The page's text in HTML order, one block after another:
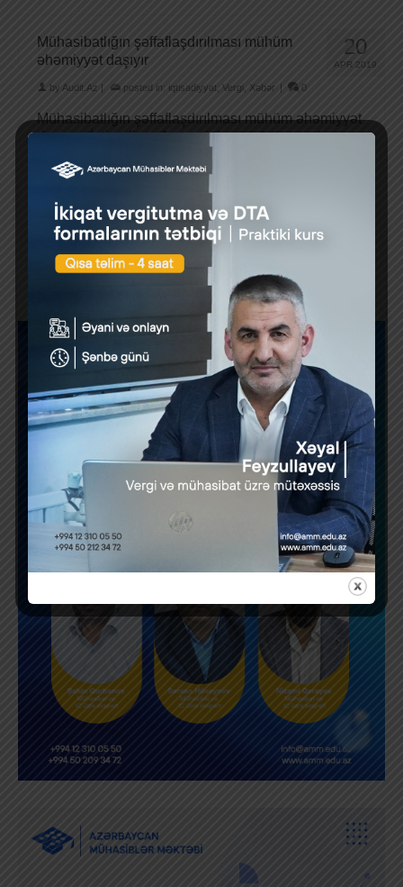
20
APR 2019
Mühasibatlığın şəffaflaşdırılması mühüm
əhəmiyyət daşıyır
by Audit.Az | posted in: iqtisadiyyat Vergi Xəbər | 0
Mühasibatlığın şəffaflaşdırılması mühüm əhəmiyyət
daşıyır. “İqtisadiyyat” qəzetinin redaksiyasında
mövzusunda “dəyirmi masa” keçirilib. Tədbirdə Milli
»